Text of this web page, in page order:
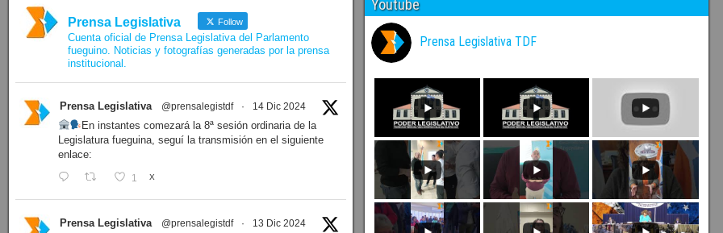
Prensa Legislativa Follow
Cuenta oficial de Prensa Legislativa del Parlamento
fueguino. Noticias y fotografías generadas por la prensa
institucional.
Prensa Legislativa @prensalegistdf · 14 Dic 2024
En instantes comezará la 8ª sesión ordinaria de la
Legislatura fueguina, seguí la transmisión en el siguiente
enlace:
1 X
Prensa Legislativa @prensalegistdf · 13 Dic 2024
Youtube
Prensa Legislativa TDF